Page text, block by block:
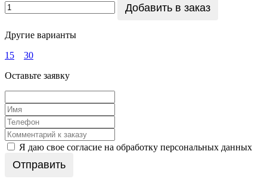
Добавить в заказ
Другие варианты
15
30
Оставьте заявку
Я даю свое согласие на обработку персональных данных
Отправить